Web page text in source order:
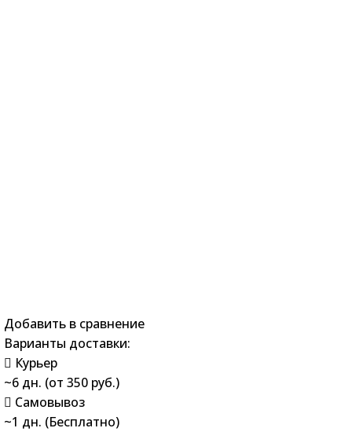
Добавить в сравнение
Варианты доставки:
Курьер
~6 дн. (от 350 руб.)
Самовывоз
~1 дн. (Бесплатно)